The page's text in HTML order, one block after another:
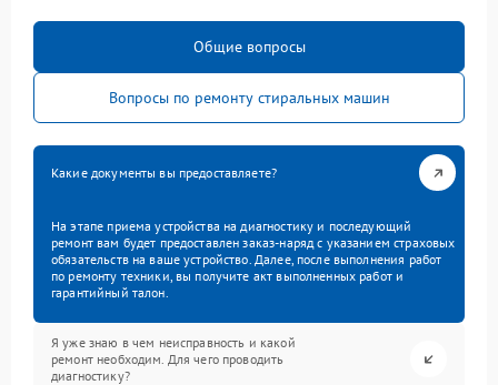
Общие вопросы
Вопросы по ремонту стиральных машин
Какие документы вы предоставляете?
На этапе приема устройства на диагностику и последующий
ремонт вам будет предоставлен заказ-наряд с указанием страховых
обязательств на ваше устройство. Далее, после выполнения работ
по ремонту техники, вы получите акт выполненных работ и
гарантийный талон.
Я уже знаю в чем неисправность и какой
ремонт необходим. Для чего проводить
диагностику?